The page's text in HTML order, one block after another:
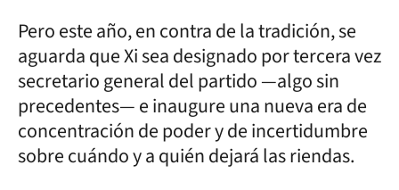
Pero este año, en contra de la tradición, se
aguarda que Xi sea designado por tercera vez
secretario general del partido —algo sin
precedentes— e inaugure una nueva era de
concentración de poder y de incertidumbre
sobre cuándo y a quién dejará las riendas.